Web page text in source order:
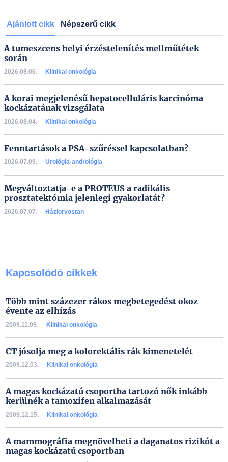
Ajánlott cikk Népszerű cikk
A tumeszcens helyi érzéstelenítés mellműtétek
során
2026.08.06. Klinikai onkológia
A korai megjelenésű hepatocelluláris karcinóma
kockázatának vizsgálata
2026.08.04. Klinikai onkológia
Fenntartások a PSA-szűréssel kapcsolatban?
2026.07.09. Urológia-andrológia
Megváltoztatja-e a PROTEUS a radikális
prosztatektómia jelenlegi gyakorlatát?
2026.07.07. Háziorvostan
Kapcsolódó cikkek
Több mint százezer rákos megbetegedést okoz
évente az elhízás
2009.11.09. Klinikai onkológia
CT jósolja meg a kolorektális rák kimenetelét
2009.12.03. Klinikai onkológia
A magas kockázatú csoportba tartozó nők inkább
kerülnék a tamoxifen alkalmazását
2009.12.15. Klinikai onkológia
A mammográfia megnövelheti a daganatos rizikót a
magas kockázatú csoportban